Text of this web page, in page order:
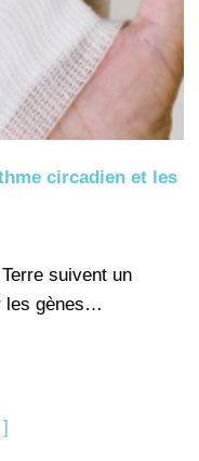
circadien et les
suivent un
les gènes…